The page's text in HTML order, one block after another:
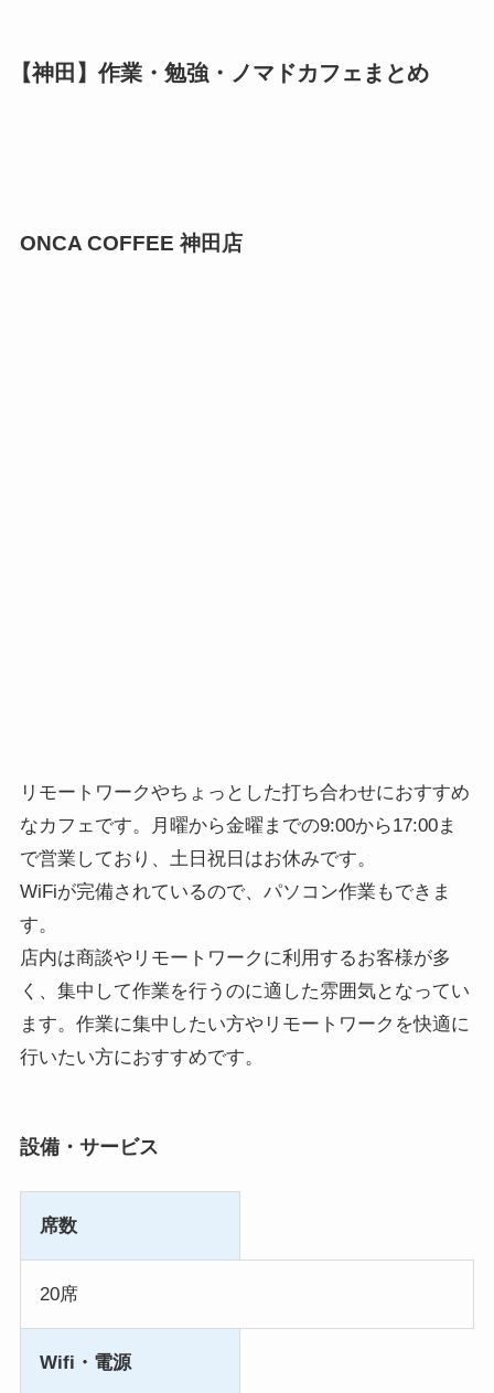
【神田】作業・勉強・ノマドカフェまとめ
ONCA COFFEE 神田店
リモートワークやちょっとした打ち合わせにおすすめ
なカフェです。月曜から金曜までの9:00から17:00ま
で営業しており、土日祝日はお休みです。
WiFiが完備されているので、パソコン作業もできま
す。
店内は商談やリモートワークに利用するお客様が多
く、集中して作業を行うのに適した雰囲気となってい
ます。作業に集中したい方やリモートワークを快適に
行いたい方におすすめです。
設備・サービス
席数
20席
Wifi・電源